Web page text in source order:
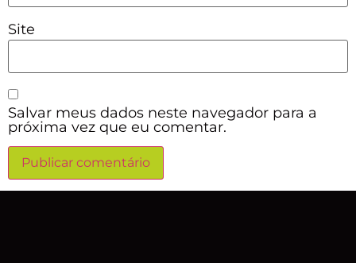
Site
Salvar meus dados neste navegador para a
próxima vez que eu comentar.